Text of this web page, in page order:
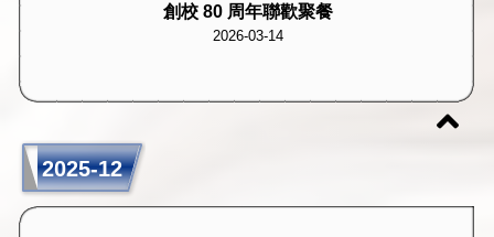
創校 80 周年聯歡聚餐
2026-03-14
2025-12